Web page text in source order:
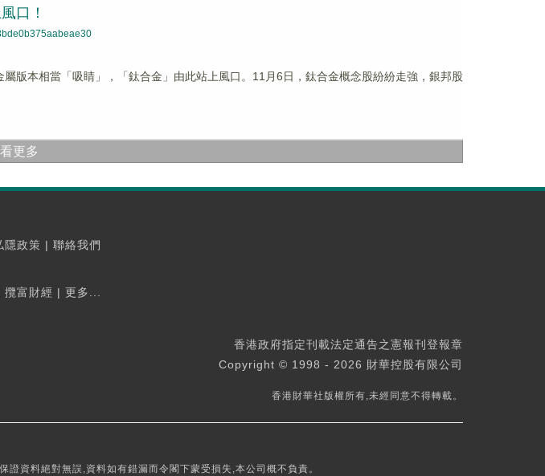
口！
版本相當「吸睛」，「鈦合金」由此站上風口。11月6日，鈦合金概念股紛紛走強，銀邦股
更多
隱政策 | 聯絡我們
攬富財經 | 更多...
香港政府指定刊載法定通告之憲報刊登報章
Copyright © 1998 - 2026 財華控股有限公司
香港財華社版權所有,未經同意不得轉載。
資料絕對無誤,資料如有錯漏而令閣下蒙受損失,本公司概不負責。